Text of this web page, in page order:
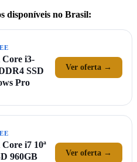
disponíveis no Brasil:
i3-
SSD
Pro
Ver oferta →
i7 10ª
960GB
Ver oferta →